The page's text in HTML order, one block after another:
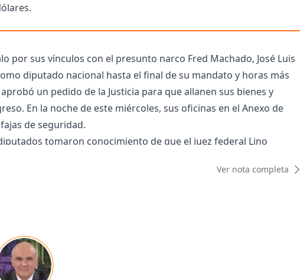
por sus vínculos con el presunto narco Fred Machado, José Luis
diputado nacional hasta el final de su mandato y horas más
un pedido de la Justicia para que allanen sus bienes y
En la noche de este miércoles, sus oficinas en el Anexo de
de seguridad.
tomaron conocimiento de que el juez federal Lino
lo autorizase a avanzar con medidas de registro y de secuestro
solicitó "evitar la publicidad del siguiente oficio y sus pormenores”.
Frade, de la Coalición Cívica, hizo una moción para votar la
desde el juzgado federal número 2 de San Isidro pudieran llevarse
prueba solicitadas en el expediente.
Ver nota completa